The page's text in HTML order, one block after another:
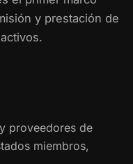
y prestación de
proveedores de
miembros,